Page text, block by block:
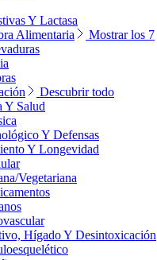
Y Lactasa
Alimentaria
Mostrar los 7
Descubrir todo
Y Salud
Y Defensas
Y Longevidad
Vegetariana
Hígado Y Desintoxicación